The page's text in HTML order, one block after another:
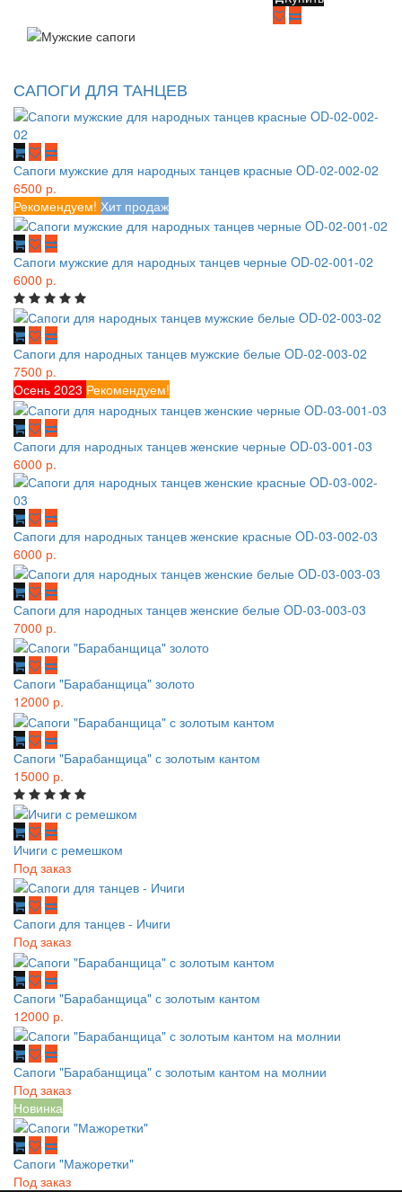
САПОГИ ДЛЯ ТАНЦЕВ
Сапоги мужские для народных танцев красные OD-02-002-02
6500 р.
Рекомендуем! Хит продаж
Сапоги мужские для народных танцев черные OD-02-001-02
6000 р.
Сапоги для народных танцев мужские белые OD-02-003-02
7500 р.
Осень 2023 Рекомендуем!
Сапоги для народных танцев женские черные OD-03-001-03
6000 р.
Сапоги для народных танцев женские красные OD-03-002-03
6000 р.
Сапоги для народных танцев женские белые OD-03-003-03
7000 р.
Сапоги "Барабанщица" золото
12000 р.
Сапоги "Барабанщица" с золотым кантом
15000 р.
Ичиги с ремешком
Под заказ
Сапоги для танцев - Ичиги
Под заказ
Сапоги "Барабанщица" с золотым кантом
12000 р.
Сапоги "Барабанщица" с золотым кантом на молнии
Под заказ
Новинка
Сапоги "Мажоретки"
Под заказ